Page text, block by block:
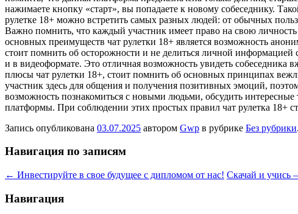
нажимаете кнопку «старт», вы попадаете к новому собеседнику.
рулетке 18+ можно встретить самых разных людей: от обычных
Важно помнить, что каждый участник имеет право на свою
основных преимуществ чат рулетки 18+ является возможность
стоит помнить об осторожности и не делиться личной информацией
и в видеоформате. Это отличная возможность увидеть
плюсы чат рулетки 18+, стоит помнить об основных принципах
участник здесь для общения и получения позитивных эмоций,
возможность познакомиться с новыми людьми, обсудить
платформы. При соблюдении этих простых правил чат рулетка 18+
Запись опубликована 03.07.2025 автором Gwp в рубрике Без рубрики.
Навигация по записям
← Инвестируйте в свое будущее с дипломом от нас! Скачай и учись
Навигация